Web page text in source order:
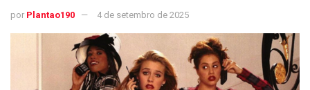
por Plantao190 4 de setembro de 2025